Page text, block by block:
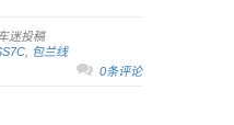
迷投稿
, 包兰线
0条评论